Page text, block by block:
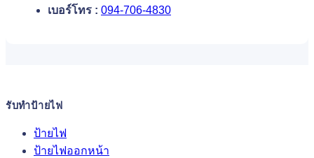
เบอร์โทร : 094-706-4830
รับทำป้ายไฟ
ป้ายไฟ
ป้ายไฟออกหน้า